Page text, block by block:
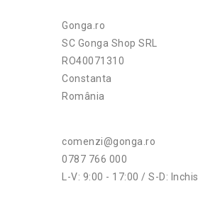
Gonga.ro
SC Gonga Shop SRL
RO40071310
Constanta
România
comenzi@gonga.ro
0787 766 000
L-V: 9:00 - 17:00 / S-D: Inchis